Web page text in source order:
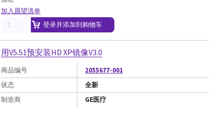
加入愿望清单
登录并添加到购物车
用V5.51预安装HD XP镜像V3.0
商品编号
2055677-001
状态
全新
制造商
GE医疗